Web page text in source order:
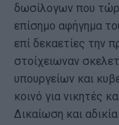
δωσίλογων που
επίσημο αφήγημα
επί δεκαετίες την
στοίχειωναν
υπουργείων και
κοινό για νικητές
Δικαίωση και